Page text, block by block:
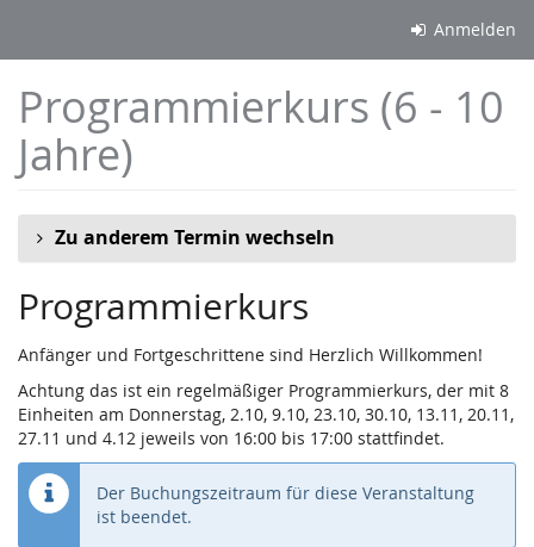
springen
Anmelden
Programmierkurs (6 - 10
Jahre)
Zu anderem Termin wechseln
Programmierkurs
Anfänger und Fortgeschrittene sind Herzlich Willkommen!
Achtung das ist ein regelmäßiger Programmierkurs, der mit 8
Einheiten am Donnerstag, 2.10, 9.10, 23.10, 30.10, 13.11, 20.11,
27.11 und 4.12 jeweils von 16:00 bis 17:00 stattfindet.
Der Buchungszeitraum für diese Veranstaltung
ist beendet.